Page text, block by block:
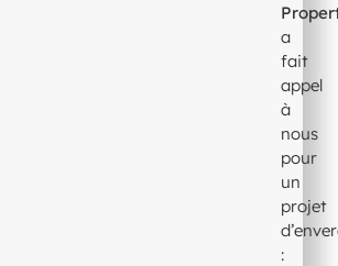
a
fait
appel
à
nous
pour
un
projet
: